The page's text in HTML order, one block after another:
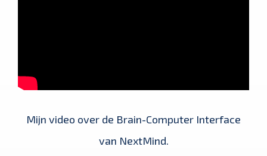
Mijn video over de Brain-Computer Interface
van NextMind.